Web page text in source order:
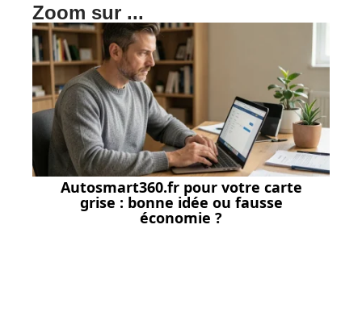
Zoom sur ...
Autosmart360.fr pour votre carte
grise : bonne idée ou fausse
économie ?